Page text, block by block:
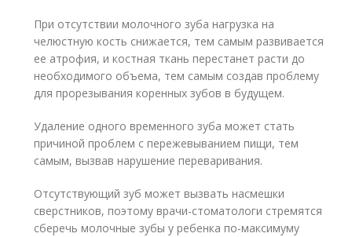
При отсутствии молочного зуба нагрузка на
челюстную кость снижается, тем самым развивается
ее атрофия, и костная ткань перестанет расти до
необходимого объема, тем самым создав проблему
для прорезывания коренных зубов в будущем.
Удаление одного временного зуба может стать
причиной проблем с пережевыванием пищи, тем
самым, вызвав нарушение переваривания.
Отсутствующий зуб может вызвать насмешки
сверстников, поэтому врачи-стоматологи стремятся
сберечь молочные зубы у ребенка по-максимуму